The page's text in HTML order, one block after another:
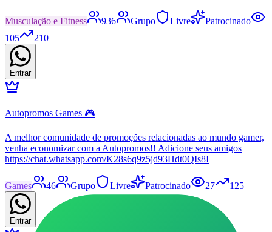
Musculação e Fitness 936 Grupo Livre
Patrocinado
105
210
Entrar
Autopromos Games 🎮
A melhor comunidade de promoções relacionadas ao mundo gamer,
venha economizar com a Autopromos!! Adicione seus amigos
https://chat.whatsapp.com/K28s6q9z5jd93Hdt0QIs8I
Games 46 Grupo Livre Patrocinado 27 125
Entrar